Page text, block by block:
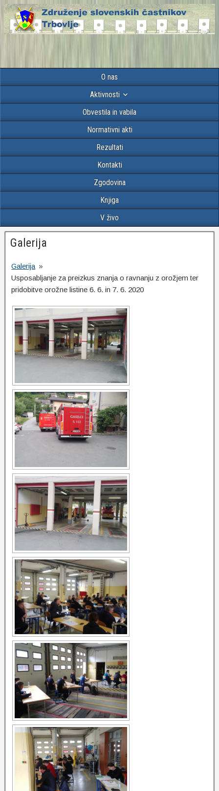
O nas
Aktivnosti
Obvestila in vabila
Normativni akti
Rezultati
Kontakti
Zgodovina
Knjiga
V živo
Galerija
Galerija »
Usposabljanje za preizkus znanja o ravnanju z orožjem ter
pridobitve orožne listine 6. 6. in 7. 6. 2020